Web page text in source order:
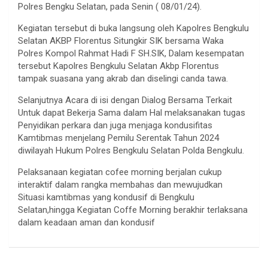
Polres Bengku Selatan, pada Senin ( 08/01/24).
Kegiatan tersebut di buka langsung oleh Kapolres Bengkulu
Selatan AKBP Florentus Situngkir SIK bersama Waka
Polres Kompol Rahmat Hadi F SH.SIK, Dalam kesempatan
tersebut Kapolres Bengkulu Selatan Akbp Florentus
tampak suasana yang akrab dan diselingi canda tawa.
Selanjutnya Acara di isi dengan Dialog Bersama Terkait
Untuk dapat Bekerja Sama dalam Hal melaksanakan tugas
Penyidikan perkara dan juga menjaga kondusifitas
Kamtibmas menjelang Pemilu Serentak Tahun 2024
diwilayah Hukum Polres Bengkulu Selatan Polda Bengkulu.
Pelaksanaan kegiatan cofee morning berjalan cukup
interaktif dalam rangka membahas dan mewujudkan
Situasi kamtibmas yang kondusif di Bengkulu
Selatan,hingga Kegiatan Coffe Morning berakhir terlaksana
dalam keadaan aman dan kondusif